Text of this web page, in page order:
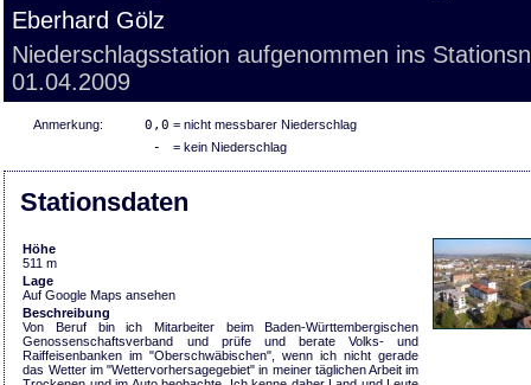
Eberhard Gölz
Niederschlagsstation aufgenommen ins
01.04.2009
Anmerkung: 0,0 = nicht messbarer Niederschlag
- = kein Niederschlag
Stationsdaten
Höhe
511 m
Lage
Auf Google Maps ansehen
Beschreibung
Von Beruf bin ich Mitarbeiter beim Baden-Württembergischen
Genossenschaftsverband und prüfe und berate Volks- und
Raiffeisenbanken im "Oberschwäbischen", wenn ich nicht gerade
das Wetter im "Wettervorhersagegebiet" in meiner täglichen Arbeit im